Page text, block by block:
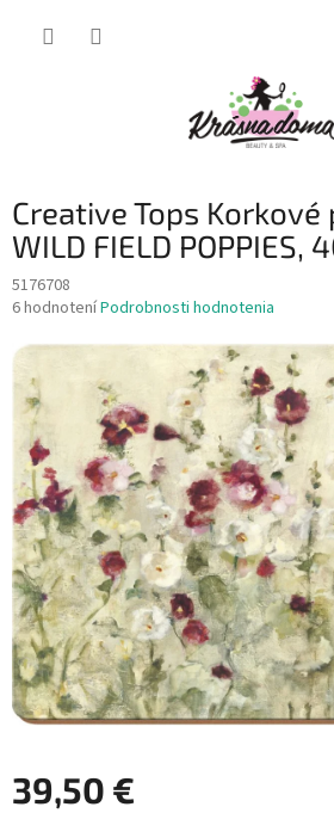
Creative Tops
WILD FIELD POPPIES,
5176708
Priemerné
produktu
4,5
hviezdičiek.
6 hodnoteníPodrobnosti hodnotenia
39,50 €